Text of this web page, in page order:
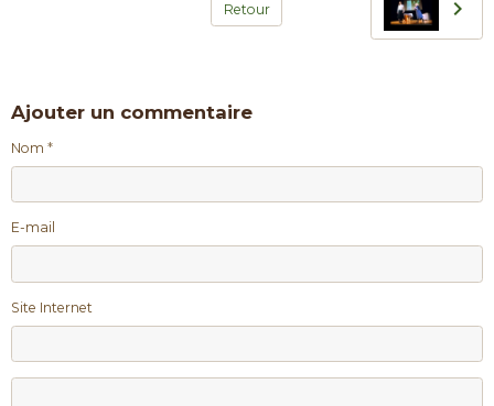
Retour
Ajouter un commentaire
Nom
E-mail
Site Internet